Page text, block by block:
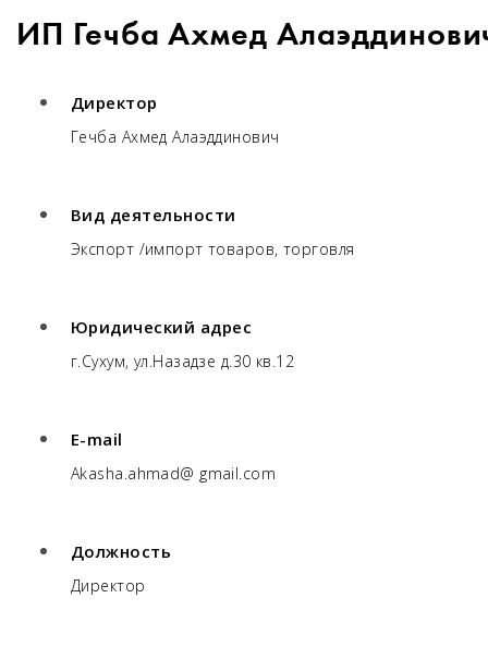
ИП Гечба Ахмед
Директор
Гечба Ахмед Алаэддинович
Вид деятельности
Экспорт /импорт товаров, торговля
Юридический адрес
г.Сухум, ул.Назадзе д.30 кв.12
E-mail
Akasha.ahmad@ gmail.com
Должность
Директор